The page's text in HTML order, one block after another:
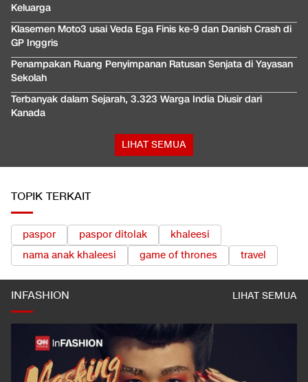
Keluarga
Klasemen Moto3 usai Veda Ega Finis ke-9 dan Danish Crash di
GP Inggris
Penampakan Ruang Penyimpanan Ratusan Senjata di Yayasan
Sekolah
Terbanyak dalam Sejarah, 3.323 Warga India Diusir dari
Kanada
LIHAT SEMUA
TOPIK TERKAIT
paspor paspor ditolak
khaleesi
nama anak khaleesi
game of thrones travel
INFASHION LIHAT SEMUA